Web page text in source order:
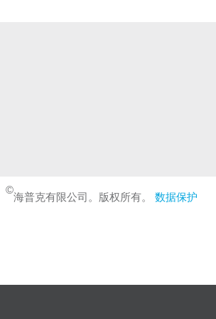
©
海普克有限公司。版权所有。 数据保护